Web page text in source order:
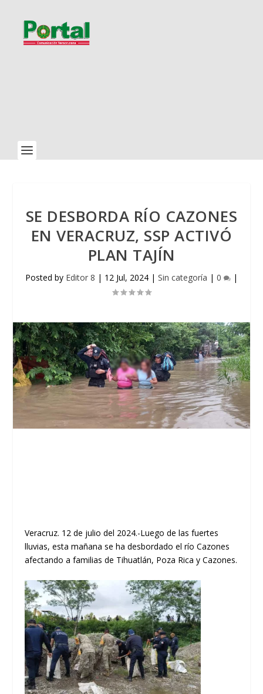
SE DESBORDA RÍO CAZONES
EN VERACRUZ, SSP ACTIVÓ
PLAN TAJÍN
Posted by Editor 8 | 12 Jul, 2024 | Sin categoría | 0 |
Veracruz. 12 de julio del 2024.-Luego de las fuertes
lluvias, esta mañana se ha desbordado el río Cazones
afectando a familias de Tihuatlán, Poza Rica y Cazones.